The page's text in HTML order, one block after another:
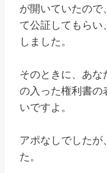
が開いていたので
て公証してもらい
しました。
そのときに、あな
の入った権利書の
いですよ。
アポなしでしたが
た。